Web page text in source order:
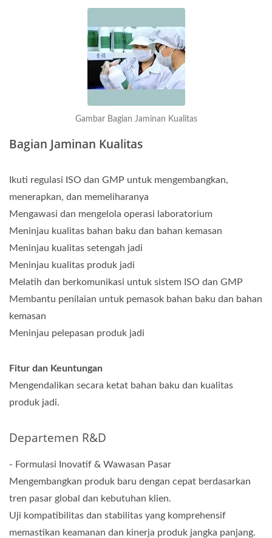
Gambar Bagian Jaminan Kualitas
Bagian Jaminan Kualitas
Ikuti regulasi ISO dan GMP untuk mengembangkan,
menerapkan, dan memeliharanya
Mengawasi dan mengelola operasi laboratorium
Meninjau kualitas bahan baku dan bahan kemasan
Meninjau kualitas setengah jadi
Meninjau kualitas produk jadi
Melatih dan berkomunikasi untuk sistem ISO dan GMP
Membantu penilaian untuk pemasok bahan baku dan bahan
kemasan
Meninjau pelepasan produk jadi
Fitur dan Keuntungan
Mengendalikan secara ketat bahan baku dan kualitas
produk jadi.
Departemen R&D
- Formulasi Inovatif & Wawasan Pasar
Mengembangkan produk baru dengan cepat berdasarkan
tren pasar global dan kebutuhan klien.
Uji kompatibilitas dan stabilitas yang komprehensif
memastikan keamanan dan kinerja produk jangka panjang.